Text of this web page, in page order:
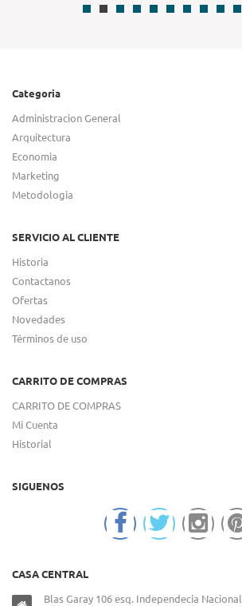
Categoria
Administracion General
Arquitectura
Economia
Marketing
Metodologia
SERVICIO AL CLIENTE
Historia
Contactanos
Ofertas
Novedades
Términos de uso
CARRITO DE COMPRAS
CARRITO DE COMPRAS
Mi Cuenta
Historial
SIGUENOS
CASA CENTRAL
Blas Garay 106 esq. Independecia